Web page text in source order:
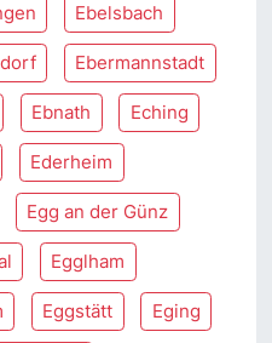
Ebelsbach
Ebermannstadt
Ebnath Eching
Ederheim
Egg an der Günz
Egglham
Eggstätt Eging